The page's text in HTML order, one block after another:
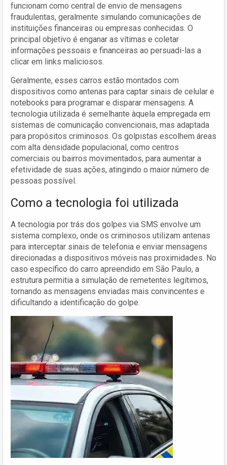
funcionam como central de envio de mensagens
fraudulentas, geralmente simulando comunicações de
instituições financeiras ou empresas conhecidas. O
principal objetivo é enganar as vítimas e coletar
informações pessoais e financeiras ao persuadi-las a
clicar em links maliciosos.
Geralmente, esses carros estão montados com
dispositivos como antenas para captar sinais de celular e
notebooks para programar e disparar mensagens. A
tecnologia utilizada é semelhante àquela empregada em
sistemas de comunicação convencionais, mas adaptada
para propósitos criminosos. Os golpistas escolhem áreas
com alta densidade populacional, como centros
comerciais ou bairros movimentados, para aumentar a
efetividade de suas ações, atingindo o maior número de
pessoas possível.
Como a tecnologia foi utilizada
A tecnologia por trás dos golpes via SMS envolve um
sistema complexo, onde os criminosos utilizam antenas
para interceptar sinais de telefonia e enviar mensagens
direcionadas a dispositivos móveis nas proximidades. No
caso específico do carro apreendido em São Paulo, a
estrutura permitia a simulação de remetentes legítimos,
tornando as mensagens enviadas mais convincentes e
dificultando a identificação do golpe.